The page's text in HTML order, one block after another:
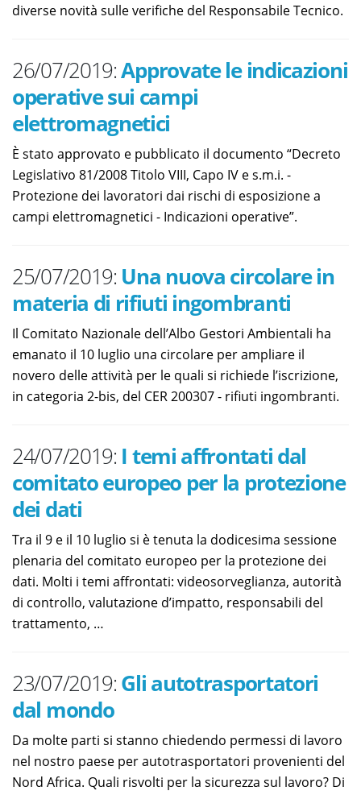
diverse novità sulle verifiche del Responsabile Tecnico.
26/07/2019:Approvate le indicazioni
operative sui campi
elettromagnetici
È stato approvato e pubblicato il documento “Decreto
Legislativo 81/2008 Titolo VIII, Capo IV e s.m.i. -
Protezione dei lavoratori dai rischi di esposizione a
campi elettromagnetici - Indicazioni operative”.
25/07/2019: Una nuova circolare in
materia di rifiuti ingombranti
Il Comitato Nazionale dell’Albo Gestori Ambientali ha
emanato il 10 luglio una circolare per ampliare il
novero delle attività per le quali si richiede l’iscrizione,
in categoria 2-bis, del CER 200307 - rifiuti ingombranti.
24/07/2019: I temi affrontati dal
comitato europeo per la protezione
dei dati
Tra il 9 e il 10 luglio si è tenuta la dodicesima sessione
plenaria del comitato europeo per la protezione dei
dati. Molti i temi affrontati: videosorveglianza, autorità
di controllo, valutazione d’impatto, responsabili del
trattamento, …
23/07/2019:Gli autotrasportatori
dal mondo
Da molte parti si stanno chiedendo permessi di lavoro
nel nostro paese per autotrasportatori provenienti del
Nord Africa. Quali risvolti per la sicurezza sul lavoro? Di